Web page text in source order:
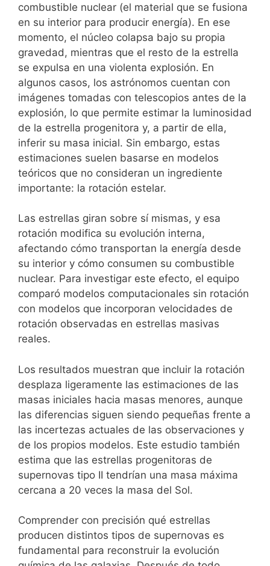
combustible nuclear (el material que se fusiona
en su interior para producir energía). En ese
momento, el núcleo colapsa bajo su propia
gravedad, mientras que el resto de la estrella
se expulsa en una violenta explosión. En
algunos casos, los astrónomos cuentan con
imágenes tomadas con telescopios antes de la
explosión, lo que permite estimar la luminosidad
de la estrella progenitora y, a partir de ella,
inferir su masa inicial. Sin embargo, estas
estimaciones suelen basarse en modelos
teóricos que no consideran un ingrediente
importante: la rotación estelar.
Las estrellas giran sobre sí mismas, y esa
rotación modifica su evolución interna,
afectando cómo transportan la energía desde
su interior y cómo consumen su combustible
nuclear. Para investigar este efecto, el equipo
comparó modelos computacionales sin rotación
con modelos que incorporan velocidades de
rotación observadas en estrellas masivas
reales.
Los resultados muestran que incluir la rotación
desplaza ligeramente las estimaciones de las
masas iniciales hacia masas menores, aunque
las diferencias siguen siendo pequeñas frente a
las incertezas actuales de las observaciones y
de los propios modelos. Este estudio también
estima que las estrellas progenitoras de
supernovas tipo II tendrían una masa máxima
cercana a 20 veces la masa del Sol.
Comprender con precisión qué estrellas
producen distintos tipos de supernovas es
fundamental para reconstruir la evolución